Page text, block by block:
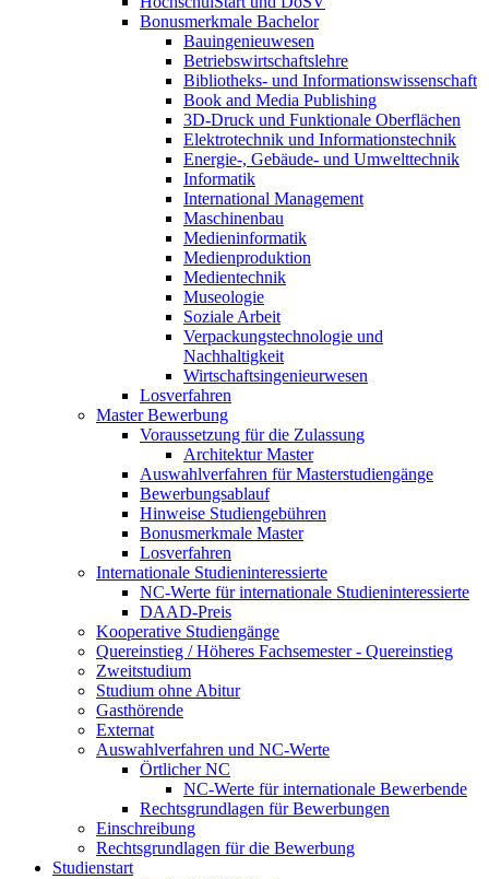
Bonusmerkmale Bachelor
Bauingenieuwesen
Betriebswirtschaftslehre
Bibliotheks- und Informationswissenschaft
Book and Media Publishing
3D-Druck und Funktionale Oberflächen
Elektrotechnik und Informationstechnik
Energie-, Gebäude- und Umwelttechnik
Informatik
International Management
Maschinenbau
Medieninformatik
Medienproduktion
Medientechnik
Museologie
Soziale Arbeit
Verpackungstechnologie und
Nachhaltigkeit
Wirtschaftsingenieurwesen
Losverfahren
Master Bewerbung
Voraussetzung für die Zulassung
Architektur Master
Auswahlverfahren für Masterstudiengänge
Bewerbungsablauf
Hinweise Studiengebühren
Bonusmerkmale Master
Losverfahren
Internationale Studieninteressierte
NC-Werte für internationale Studieninteressierte
DAAD-Preis
Kooperative Studiengänge
Quereinstieg / Höheres Fachsemester - Quereinstieg
Zweitstudium
Studium ohne Abitur
Gasthörende
Externat
Auswahlverfahren und NC-Werte
Örtlicher NC
NC-Werte für internationale Bewerbende
Rechtsgrundlagen für Bewerbungen
Einschreibung
Rechtsgrundlagen für die Bewerbung
Studienstart